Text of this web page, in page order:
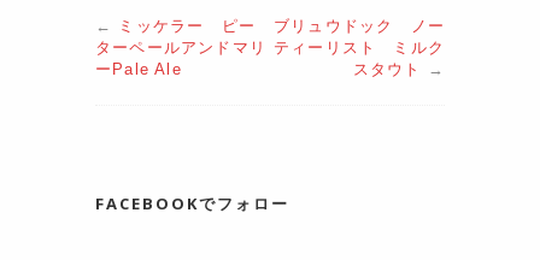
←
ミッケラー ピー
ターペールアンドマリ
ーPale Ale
ブリュウドック ノー
ティーリスト ミルク
スタウト
→
FACEBOOKでフォロー